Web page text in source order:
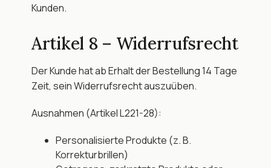
Kunden.
Artikel 8 – Widerrufsrecht
Der Kunde hat ab Erhalt der Bestellung 14 Tage
Zeit, sein Widerrufsrecht auszuüben.
Ausnahmen (Artikel L221-28):
Personalisierte Produkte (z. B.
Korrekturbrillen)